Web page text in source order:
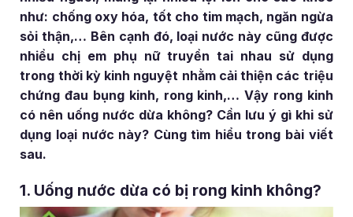
như: chống oxy hóa, tốt cho tim mạch, ngăn ngừa
sỏi thận,… Bên cạnh đó, loại nước này cũng được
nhiều chị em phụ nữ truyền tai nhau sử dụng
trong thời kỳ kinh nguyệt nhằm cải thiện các triệu
chứng đau bụng kinh, rong kinh,… Vậy rong kinh
có nên uống nước dừa không? Cần lưu ý gì khi sử
dụng loại nước này? Cùng tìm hiểu trong bài viết
sau.
1. Uống nước dừa có bị rong kinh không?